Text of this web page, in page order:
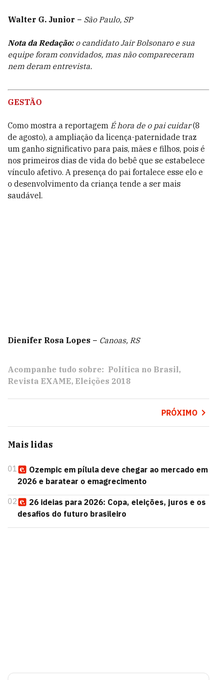
Walter G. Junior – São Paulo, SP
Nota da Redação:o candidato Jair Bolsonaro e sua
equipe foram convidados, mas não compareceram
nem deram entrevista.
GESTÃO
Como mostra a reportagem É hora de o pai cuidar(8
de agosto), a ampliação da licença-paternidade traz
um ganho significativo para pais, mães e filhos, pois é
nos primeiros dias de vida do bebê que se estabelece
vínculo afetivo. A presença do pai fortalece esse elo e
o desenvolvimento da criança tende a ser mais
saudável.
Dienifer Rosa Lopes – Canoas, RS
Acompanhe tudo sobre: Política no Brasil
Revista EXAME Eleições 2018
PRÓXIMO
Mais lidas
01
Ozempic em pílula deve chegar ao mercado em
2026 e baratear o emagrecimento
02
26 ideias para 2026: Copa, eleições, juros e os
desafios do futuro brasileiro